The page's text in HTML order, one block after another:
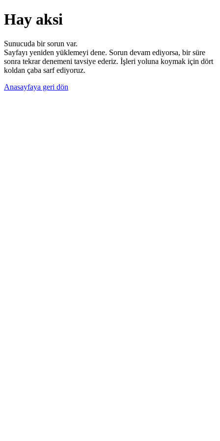
Hay aksi
Sunucuda bir sorun var.
Sayfayı yeniden yüklemeyi dene. Sorun devam ediyorsa, bir süre
sonra tekrar denemeni tavsiye ederiz. İşleri yoluna koymak için dört
koldan çaba sarf ediyoruz.
Anasayfaya geri dön